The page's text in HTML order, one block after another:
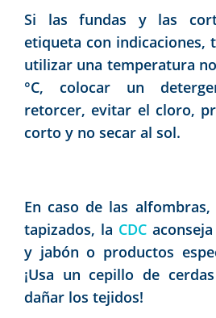
Si las fundas y las
etiqueta con indicaciones,
utilizar una temperatura
°C, colocar un
retorcer, evitar el cloro,
corto y no secar al sol.
En caso de las
tapizados, la CDC
y jabón o productos
¡Usa un cepillo de
dañar los tejidos!